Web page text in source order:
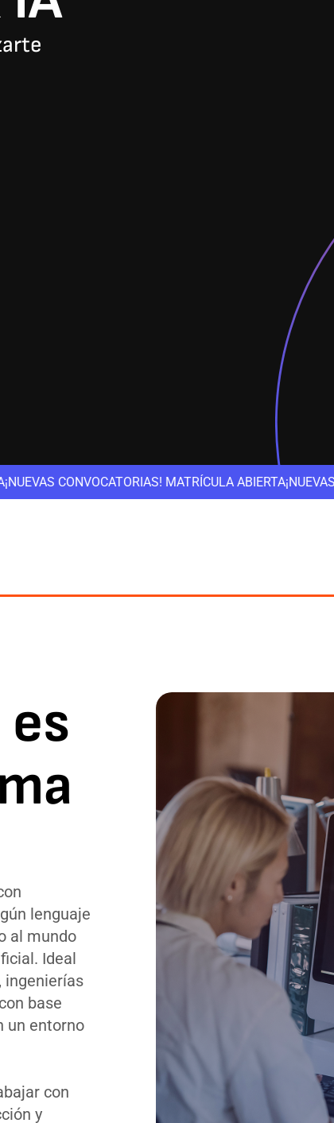
MATRÍCULA ABIERTA¡NUEVAS CONVOCATORIAS!
lenguaje
al mundo
Ideal
ingenierías
base
un entorno
con
y